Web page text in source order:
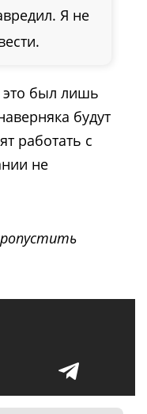
Я не
это был лишь
будут
работать с
не